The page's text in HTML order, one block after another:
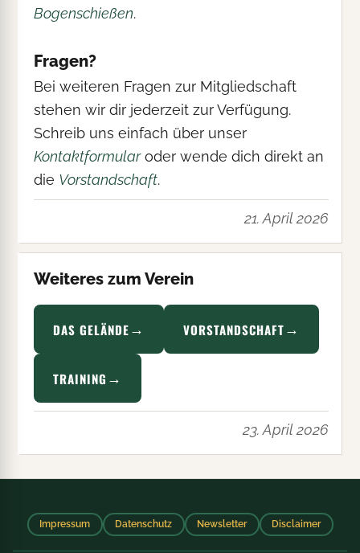
Bogenschießen.
Fragen?
Bei weiteren Fragen zur Mitgliedschaft
stehen wir dir jederzeit zur Verfügung.
Schreib uns einfach über unser
Kontaktformularoder wende dich direkt an
die Vorstandschaft.
21. April 2026
Weiteres zum Verein
DAS GELÄNDE VORSTANDSCHAFT
TRAINING
23. April 2026
Impressum Datenschutz Newsletter Disclaimer